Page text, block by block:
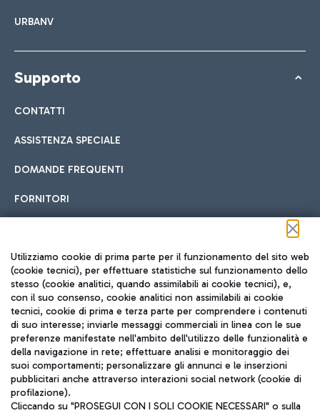
URBANV
Supporto
CONTATTI
ASSISTENZA SPECIALE
DOMANDE FREQUENTI
FORNITORI
Seguici sui social
TRAVEL JOURNAL
ITA
Utilizziamo cookie di prima parte per il funzionamento del sito web
(cookie tecnici), per effettuare statistiche sul funzionamento dello
stesso (cookie analitici, quando assimilabili ai cookie tecnici), e,
con il suo consenso, cookie analitici non assimilabili ai cookie
tecnici, cookie di prima e terza parte per comprendere i contenuti
di suo interesse; inviarle messaggi commerciali in linea con le sue
preferenze manifestate nell'ambito dell'utilizzo delle funzionalità e
della navigazione in rete; effettuare analisi e monitoraggio dei
suoi comportamenti; personalizzare gli annunci e le inserzioni
pubblicitari anche attraverso interazioni social network (cookie di
profilazione).
Cliccando su "PROSEGUI CON I SOLI COOKIE NECESSARI" o sulla